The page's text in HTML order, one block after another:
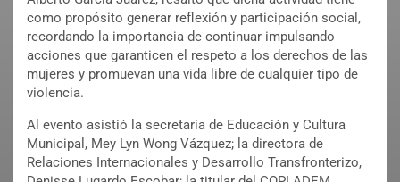
como propósito generar reflexión y participación social,
recordando la importancia de continuar impulsando
acciones que garanticen el respeto a los derechos de las
mujeres y promuevan una vida libre de cualquier tipo de
violencia.
Al evento asistió la secretaria de Educación y Cultura
Municipal, Mey Lyn Wong Vázquez; la directora de
Relaciones Internacionales y Desarrollo Transfronterizo,